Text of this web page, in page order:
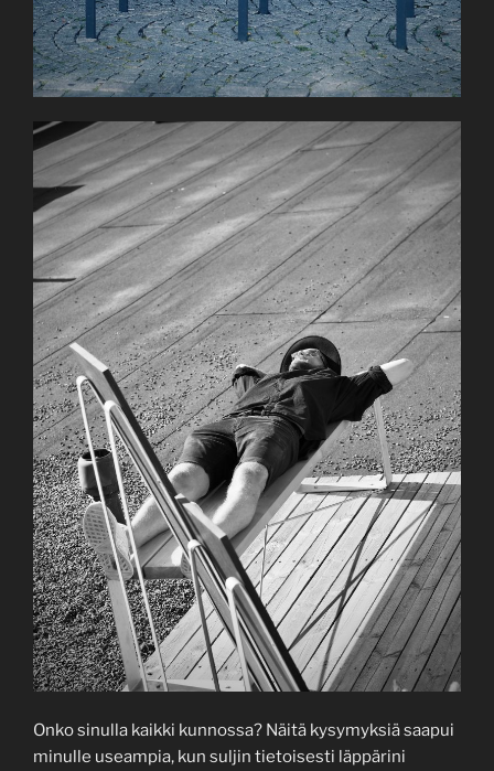
Onko sinulla kaikki kunnossa? Näitä kysymyksiä saapui
minulle useampia, kun suljin tietoisesti läppärini